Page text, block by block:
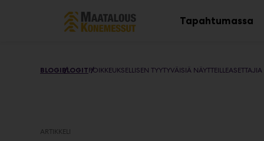
Main
Tapahtumassa
BLOGIBLOGITPOIKKEUKSELLISEN TYYTYVÄISIÄ
ARTIKKELI